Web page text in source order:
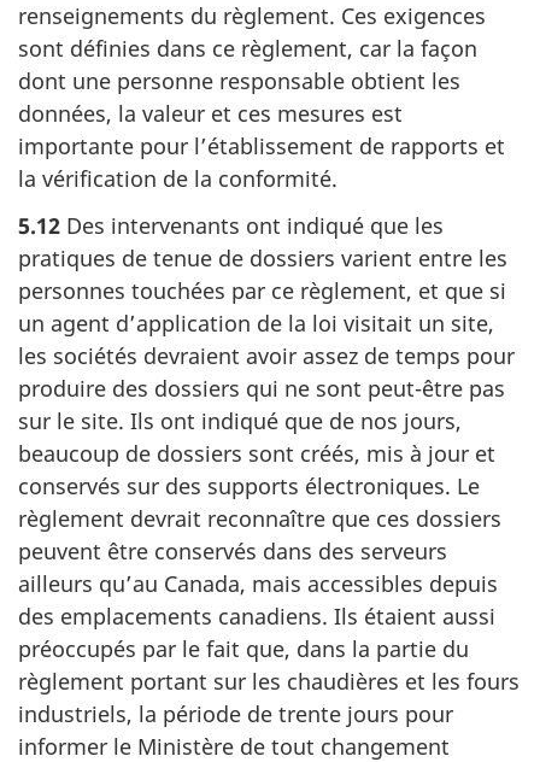
renseignements du règlement. Ces exigences
sont définies dans ce règlement, car la façon
dont une personne responsable obtient les
données, la valeur et ces mesures est
importante pour l’établissement de rapports et
la vérification de la conformité.
5.12 Des intervenants ont indiqué que les
pratiques de tenue de dossiers varient entre les
personnes touchées par ce règlement, et que si
un agent d’application de la loi visitait un site,
les sociétés devraient avoir assez de temps pour
produire des dossiers qui ne sont peut-être pas
sur le site. Ils ont indiqué que de nos jours,
beaucoup de dossiers sont créés, mis à jour et
conservés sur des supports électroniques. Le
règlement devrait reconnaître que ces dossiers
peuvent être conservés dans des serveurs
ailleurs qu’au Canada, mais accessibles depuis
des emplacements canadiens. Ils étaient aussi
préoccupés par le fait que, dans la partie du
règlement portant sur les chaudières et les fours
industriels, la période de trente jours pour
informer le Ministère de tout changement